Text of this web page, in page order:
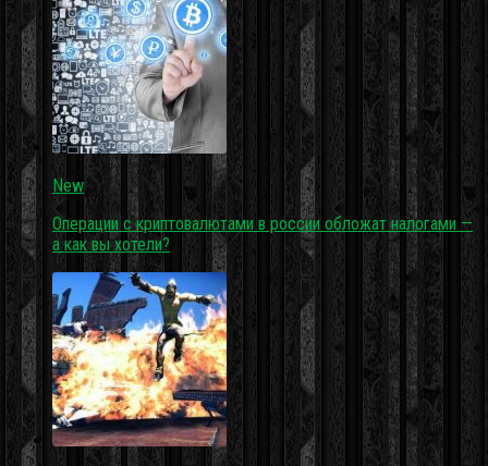
New
Операции с криптовалютами в россии обложат налогами —
а как вы хотели?